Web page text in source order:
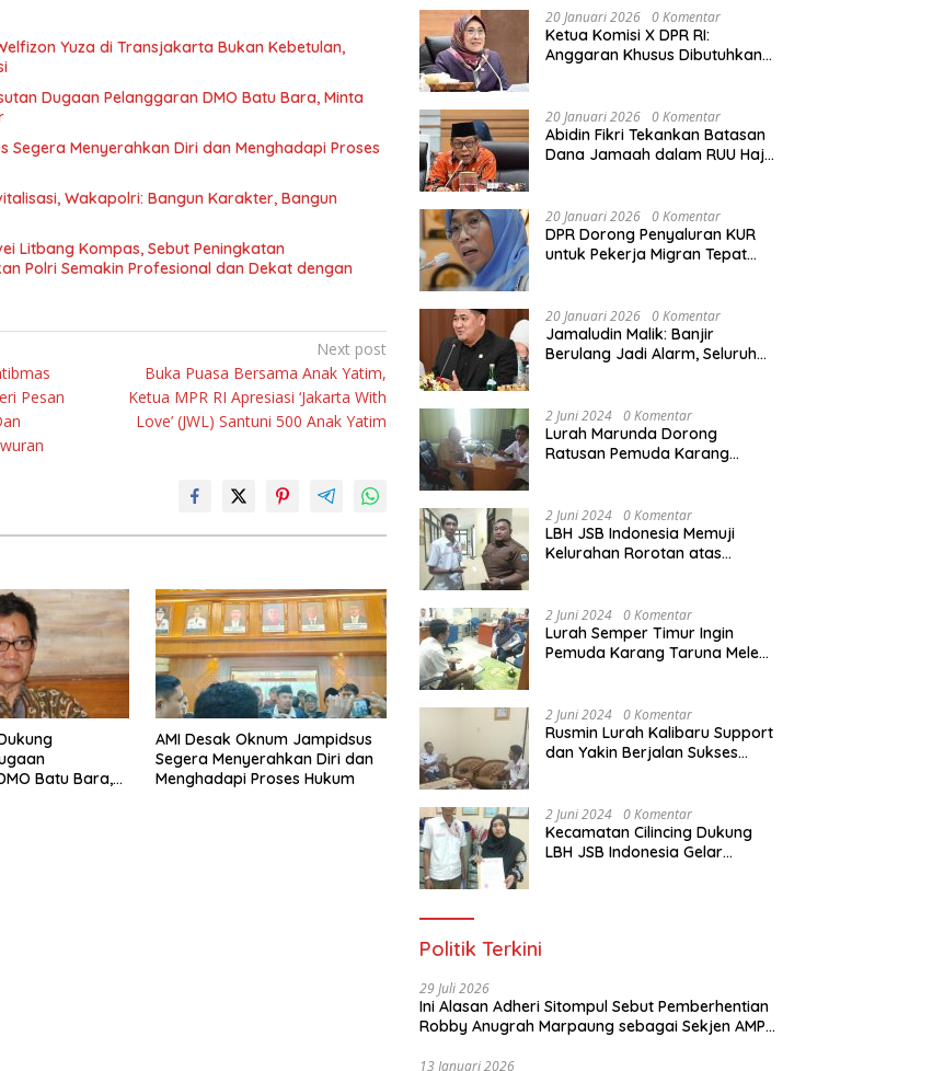
Yuza di Transjakarta Bukan Kebetulan,
Dugaan Pelanggaran DMO Batu Bara, Minta
Segera Menyerahkan Diri dan Menghadapi Proses
Wakapolri: Bangun Karakter, Bangun
Litbang Kompas, Sebut Peningkatan
Polri Semakin Profesional dan Dekat dengan
Pesan
Next post
Buka Puasa Bersama Anak Yatim,
Ketua MPR RI Apresiasi ‘Jakarta With
Love’ (JWL) Santuni 500 Anak Yatim
Batu Bara,
AMI Desak Oknum Jampidsus
Segera Menyerahkan Diri dan
Menghadapi Proses Hukum
20 Januari 2026 0 Komentar
Ketua Komisi X DPR RI:
Anggaran Khusus Dibutuhkan
Akibat Bencana
20 Januari 2026 0 Komentar
Abidin Fikri Tekankan Batasan
Dana Jamaah dalam RUU Haji
20 Januari 2026 0 Komentar
DPR Dorong Penyaluran KUR
untuk Pekerja Migran Tepat
PMI
20 Januari 2026 0 Komentar
Jamaludin Malik: Banjir
Berulang Jadi Alarm, Seluruh
2 Juni 2024 0 Komentar
Lurah Marunda Dorong
Ratusan Pemuda Karang
Paralegal Gratis Yang
Diadakan LBH JSB Indonesia
2 Juni 2024 0 Komentar
LBH JSB Indonesia Memuji
Kelurahan Rorotan atas
150 orang Pemuda Karang
Taruna di Jakarta Utara
2 Juni 2024 0 Komentar
Lurah Semper Timur Ingin
Pemuda Karang Taruna Melek
Diadakan LBH JSB Indonesia
2 Juni 2024 0 Komentar
Rusmin Lurah Kalibaru Support
dan Yakin Berjalan Sukses
Taruna di Jakarta Utara
2 Juni 2024 0 Komentar
Kecamatan Cilincing Dukung
LBH JSB Indonesia Gelar
Politik Terkini
29 Juli 2026
Ini Alasan Adheri Sitompul Sebut Pemberhentian
Robby Anugrah Marpaung sebagai Sekjen AMPI
13 Januari 2026